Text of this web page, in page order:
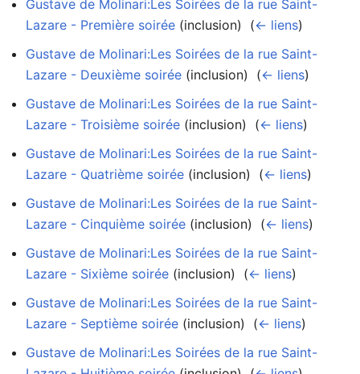
Gustave de Molinari:Les Soirées de la rue Saint-
Lazare - Première soirée (inclusion) ‎ (← liens)
Gustave de Molinari:Les Soirées de la rue Saint-
Lazare - Deuxième soirée (inclusion) ‎ (← liens)
Gustave de Molinari:Les Soirées de la rue Saint-
Lazare - Troisième soirée (inclusion) ‎ (← liens)
Gustave de Molinari:Les Soirées de la rue Saint-
Lazare - Quatrième soirée (inclusion) ‎ (← liens)
Gustave de Molinari:Les Soirées de la rue Saint-
Lazare - Cinquième soirée (inclusion) ‎ (← liens)
Gustave de Molinari:Les Soirées de la rue Saint-
Lazare - Sixième soirée (inclusion) ‎ (← liens)
Gustave de Molinari:Les Soirées de la rue Saint-
Lazare - Septième soirée (inclusion) ‎ (← liens)
Gustave de Molinari:Les Soirées de la rue Saint-